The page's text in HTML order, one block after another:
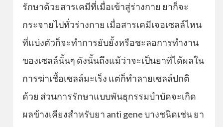
รักษาด้วยสารเคมีที่เมื่อเข้าสู่ร่างกาย ยาก็จะ
กระจายไปทั่วร่างกาย เมื่อสารเคมีเจอเซลล์ไหน
ที่แบ่งตัวก็จะทำการยับยั้งหรือชะลอการทำงาน
ของเซลล์นั้นๆ ดังนั้นถึงแม้ว่าจะเป็นยาที่ได้ผลใน
การฆ่าเชื้อเซลล์มะเร็ง แต่ก็ทำลายเซลล์ปกติ
ด้วย ส่วนการรักษาแบบพันธุกรรมบำบัดจะเกิด
ผลข้างเคียงสำหรับยา anti gene บางชนิดเช่น ยา